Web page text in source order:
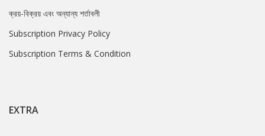
ক্রয়-বিক্রয় এবং অন্যান্য শর্তাবলী
Subscription Privacy Policy
Subscription Terms & Condition
EXTRA